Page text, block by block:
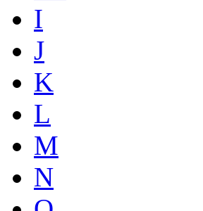
I
J
K
L
M
N